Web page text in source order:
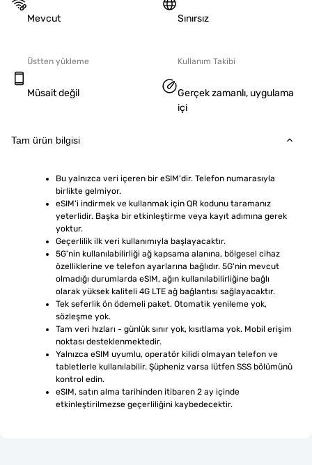
Mevcut Sınırsız
Üstten yükleme
Müsait değil
Kullanım Takibi
Gerçek zamanlı, uygulama
içi
Tam ürün bilgisi
Bu yalnızca veri içeren bir eSIM'dir. Telefon numarasıyla
birlikte gelmiyor.
eSIM'i indirmek ve kullanmak için QR kodunu taramanız
yeterlidir. Başka bir etkinleştirme veya kayıt adımına gerek
yoktur.
Geçerlilik ilk veri kullanımıyla başlayacaktır.
5G'nin kullanılabilirliği ağ kapsama alanına, bölgesel cihaz
özelliklerine ve telefon ayarlarına bağlıdır. 5G'nin mevcut
olmadığı durumlarda eSIM, ağın kullanılabilirliğine bağlı
olarak yüksek kaliteli 4G LTE ağ bağlantısı sağlayacaktır.
Tek seferlik ön ödemeli paket. Otomatik yenileme yok,
sözleşme yok.
Tam veri hızları - günlük sınır yok, kısıtlama yok. Mobil erişim
noktası desteklenmektedir.
Yalnızca eSIM uyumlu, operatör kilidi olmayan telefon ve
tabletlerle kullanılabilir. Şüpheniz varsa lütfen SSS bölümünü
kontrol edin.
eSIM, satın alma tarihinden itibaren 2 ay içinde
etkinleştirilmezse geçerliliğini kaybedecektir.